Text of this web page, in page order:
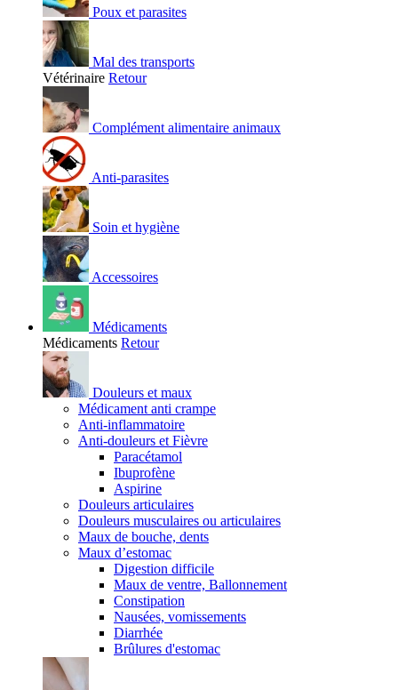
Poux et parasites
Mal des transports
Vétérinaire Retour
Complément alimentaire animaux
Anti-parasites
Soin et hygiène
Accessoires
Médicaments
Médicaments Retour
Douleurs et maux
Médicament anti crampe
Anti-inflammatoire
Anti-douleurs et Fièvre
Paracétamol
Ibuprofène
Aspirine
Douleurs articulaires
Douleurs musculaires ou articulaires
Maux de bouche, dents
Maux d’estomac
Digestion difficile
Maux de ventre, Ballonnement
Constipation
Nausées, vomissements
Diarrhée
Brûlures d'estomac